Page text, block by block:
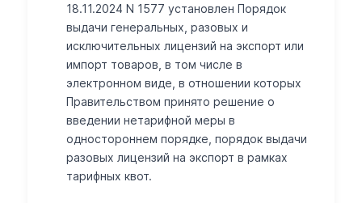
18.11.2024 N 1577 установлен Порядок
выдачи генеральных, разовых и
исключительных лицензий на экспорт или
импорт товаров, в том числе в
электронном виде, в отношении которых
Правительством принято решение о
введении нетарифной меры в
одностороннем порядке, порядок выдачи
разовых лицензий на экспорт в рамках
тарифных квот.